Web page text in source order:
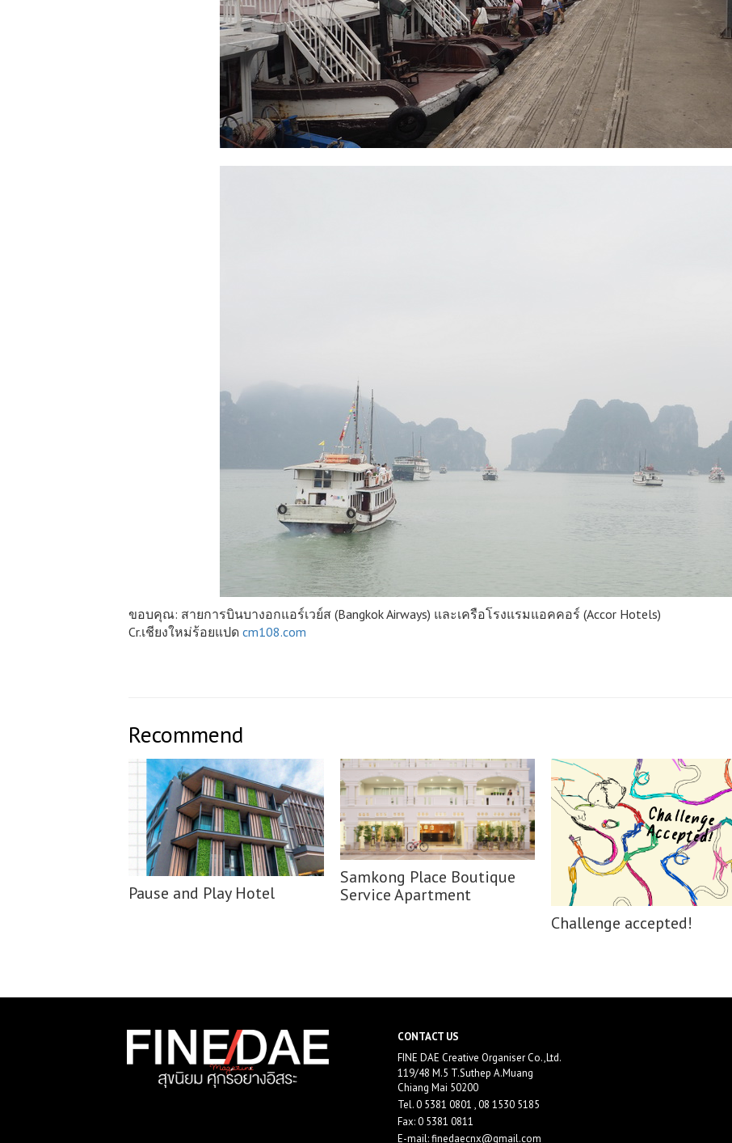
ขอบคุณ: สายการบินบางอกแอร์เวย์ส (Bangkok Airways) และเครือโรงแรมแอคคอร์ (Accor Hotels)
Cr.เชียงใหม่ร้อยแปด cm108.com
Recommend
Pause and Play Hotel
Samkong Place Boutique
Service Apartment
Challenge accepted!
CONTACT US
FINE DAE Creative Organiser Co.,Ltd.
119/48 M.5 T.Suthep A.Muang
Chiang Mai 50200
Tel.0 5381 0801 , 08 1530 5185
Fax: 0 5381 0811
E-mail:finedaecnx@gmail.com